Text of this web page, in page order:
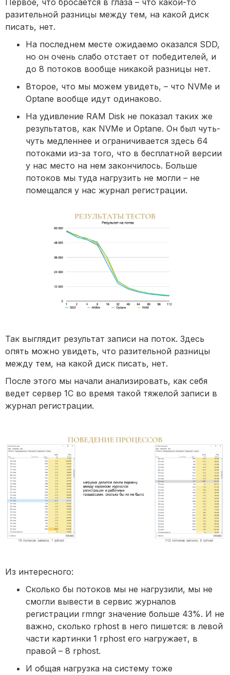
Первое, что бросается в глаза – что какой-то
разительной разницы между тем, на какой диск
писать, нет.
На последнем месте ожидаемо оказался SDD,
но он очень слабо отстает от победителей, и
до 8 потоков вообще никакой разницы нет.
Второе, что мы можем увидеть, – что NVMe и
Optane вообще идут одинаково.
На удивление RAM Disk не показал таких же
результатов, как NVMe и Optane. Он был чуть-
чуть медленнее и ограничивается здесь 64
потоками из-за того, что в бесплатной версии
у нас место на нем закончилось. Больше
потоков мы туда нагрузить не могли – не
помещался у нас журнал регистрации.
Так выглядит результат записи на поток. Здесь
опять можно увидеть, что разительной разницы
между тем, на какой диск писать, нет.
После этого мы начали анализировать, как себя
ведет сервер 1С во время такой тяжелой записи в
журнал регистрации.
Из интересного:
Сколько бы потоков мы не нагрузили, мы не
смогли вывести в сервис журналов
регистрации rmngr значение больше 43%. И не
важно, сколько rphost в него пишется: в левой
части картинки 1 rphost его нагружает, в
правой – 8 rphost.
И общая нагрузка на систему тоже